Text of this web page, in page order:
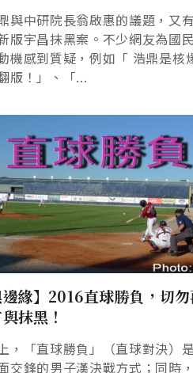
與中研院長翁啟惠的議題，又
版宇昌抹黑案。不少網友為國
機感到質疑，例如「 浩鼎是核
版！」、「...
邊緣】2016直球勝負，切
抹黑！
，「直球勝負」（直球對決）
交鋒的男子漢決戰方式；同時